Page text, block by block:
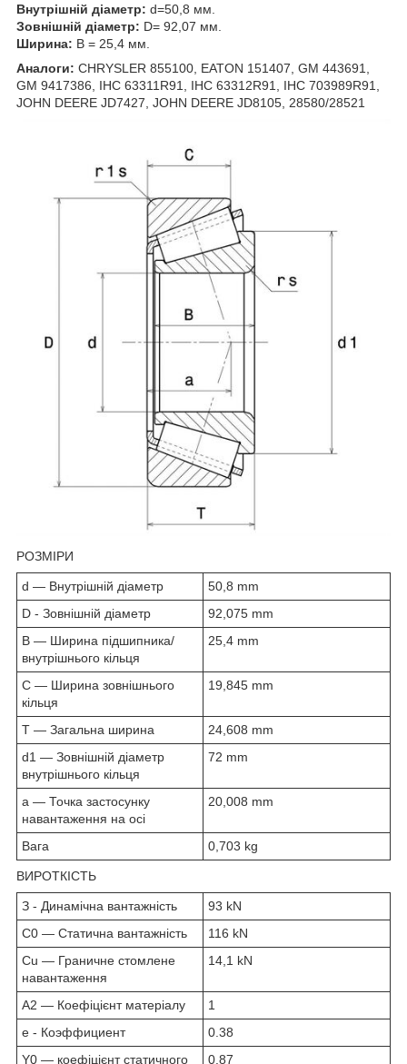
Внутрішній діаметр: d=50,8 мм.
Зовнішній діаметр: D= 92,07 мм.
Ширина: B = 25,4 мм.
Аналоги: CHRYSLER 855100, EATON 151407, GM 443691,
GM 9417386, IHC 63311R91, IHC 63312R91, IHC 703989R91,
JOHN DEERE JD7427, JOHN DEERE JD8105, 28580/28521
РОЗМІРИ
d — Внутрішній діаметр
50,8 mm
D - Зовнішній діаметр
92,075 mm
B — Ширина підшипника/
внутрішнього кільця
25,4 mm
C — Ширина зовнішнього
кільця
19,845 mm
T — Загальна ширина
24,608 mm
d1 — Зовнішній діаметр
внутрішнього кільця
72 mm
а — Точка застосунку
навантаження на осі
20,008 mm
Вага 0,703 kg
ВИРОТКІСТЬ
З - Динамічна вантажність
93 kN
C0 — Статична вантажність
116 kN
Cu — Граничне стомлене
навантаження
14,1 kN
A2 — Коефіцієнт матеріалу
1
е - Коэффициент
0.38
Y0 — коефіцієнт статичного
0.87